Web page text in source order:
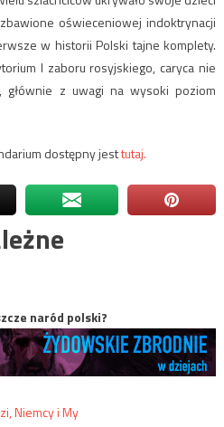
oświeceniowej indoktrynacji
w historii Polski tajne komplety.
I zaboru rosyjskiego, caryca nie
głównie z uwagi na wysoki poziom
dostępny jesttutaj.
naród polski?